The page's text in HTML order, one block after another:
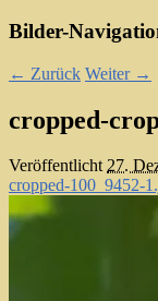
Bilder-
← Zurück Weiter →
cropped-
Veröffentlicht27.
cropped-100_9452-